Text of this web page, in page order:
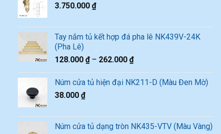
3.750.000 ₫
Tay nắm tủ kết hợp đá pha lê NK439V-24K
(Pha Lê)
128.000 ₫– 262.000 ₫
Núm cửa tủ hiện đại NK211-D (Màu Đen Mờ)
38.000 ₫
Núm cửa tủ dạng tròn NK435-VTV (Màu Vàng)